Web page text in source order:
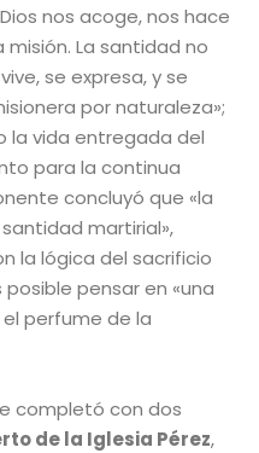
nos acoge, nos hace
La santidad no
se expresa, y se
por naturaleza»;
la vida entregada del
para la continua
concluyó que «la
martirial»,
la lógica del sacrificio
pensar en «una
perfume de la
completó con dos
de la Iglesia Pérez,